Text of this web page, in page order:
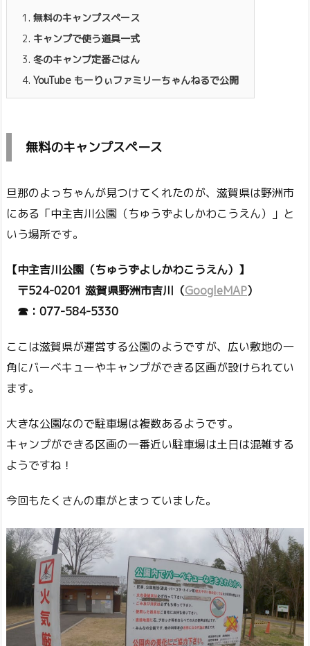
1. 無料のキャンプスペース
2. キャンプで使う道具一式
3. 冬のキャンプ定番ごはん
4. YouTube もーりぃファミリーちゃんねるで公開
無料のキャンプスペース
旦那のよっちゃんが見つけてくれたのが、滋賀県は野洲市
にある「中主吉川公園（ちゅうずよしかわこうえん）」と
いう場所です。
【中主吉川公園（ちゅうずよしかわこうえん）】
〒524-0201 滋賀県野洲市吉川（GoogleMAP）
☎：077-584-5330
ここは滋賀県が運営する公園のようですが、広い敷地の一
角にバーベキューやキャンプができる区画が設けられてい
ます。
大きな公園なので駐車場は複数あるようです。
キャンプができる区画の一番近い駐車場は土日は混雑する
ようですね！
今回もたくさんの車がとまっていました。